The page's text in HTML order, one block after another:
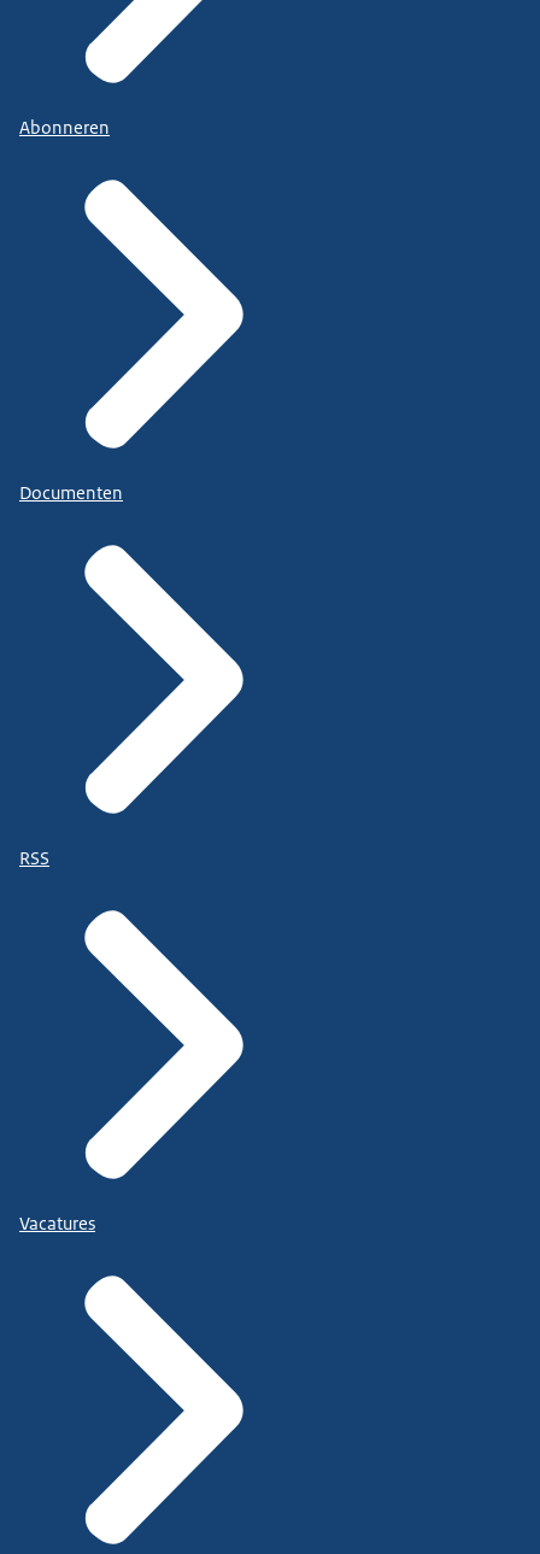
Abonneren
Documenten
RSS
Vacatures